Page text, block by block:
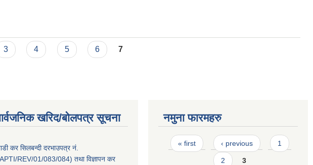
3 4 5 6 7
खरिद/बोलपत्र सूचना
कर सिलबन्दी दरभाउपत्र नं.
REV/01/083/084) तथा विज्ञापन कर
नमुना फारमहरु
Pages
« first ‹ previous 1
2 3